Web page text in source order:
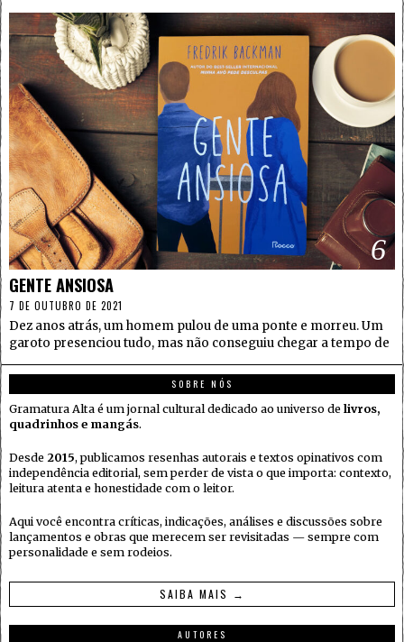
6
GENTE ANSIOSA
7 DE OUTUBRO DE 2021
Dez anos atrás, um homem pulou de uma ponte e morreu. Um
garoto presenciou tudo, mas não conseguiu chegar a tempo de
SOBRE NÓS
Gramatura Alta é um jornal cultural dedicado ao universo de livros,
quadrinhos e mangás.
Desde 2015, publicamos resenhas autorais e textos opinativos com
independência editorial, sem perder de vista o que importa: contexto,
leitura atenta e honestidade com o leitor.
Aqui você encontra críticas, indicações, análises e discussões sobre
lançamentos e obras que merecem ser revisitadas — sempre com
personalidade e sem rodeios.
SAIBA MAIS →
AUTORES